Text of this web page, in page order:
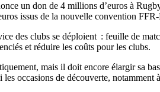
un don de 4 millions d’euros à
issus de la nouvelle convention
des clubs se déploient : feuille de
et réduire les coûts pour les clubs.
mais il doit encore élargir sa
occasions de découverte,